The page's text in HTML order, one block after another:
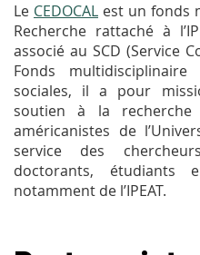
Le CEDOCAL est un fonds
Recherche rattaché à
associé au SCD (Service
Fonds
sociales, il a pour
soutien à la recherche
américanistes de
service des
doctorants, étudiants
notamment de l’IPEAT.